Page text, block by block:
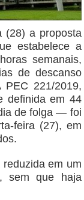
(28) a proposta
estabelece a
semanais,
de descanso
221/2019,
definida em 44
de folga — foi
feira (27), em
em um
sem que haja